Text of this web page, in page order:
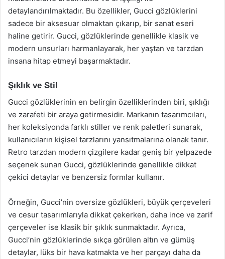
detaylandırılmaktadır. Bu özellikler, Gucci gözlüklerini
sadece bir aksesuar olmaktan çıkarıp, bir sanat eseri
haline getirir. Gucci, gözlüklerinde genellikle klasik ve
modern unsurları harmanlayarak, her yaştan ve tarzdan
insana hitap etmeyi başarmaktadır.
Şıklık ve Stil
Gucci gözlüklerinin en belirgin özelliklerinden biri, şıklığı
ve zarafeti bir araya getirmesidir. Markanın tasarımcıları,
her koleksiyonda farklı stiller ve renk paletleri sunarak,
kullanıcıların kişisel tarzlarını yansıtmalarına olanak tanır.
Retro tarzdan modern çizgilere kadar geniş bir yelpazede
seçenek sunan Gucci, gözlüklerinde genellikle dikkat
çekici detaylar ve benzersiz formlar kullanır.
Örneğin, Gucci’nin oversize gözlükleri, büyük çerçeveleri
ve cesur tasarımlarıyla dikkat çekerken, daha ince ve zarif
çerçeveler ise klasik bir şıklık sunmaktadır. Ayrıca,
Gucci’nin gözlüklerinde sıkça görülen altın ve gümüş
detaylar, lüks bir hava katmakta ve her parçayı daha da